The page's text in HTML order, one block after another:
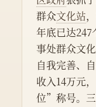
群众文化站
年底已达
事处群众文
自我完善、
收入14万元
位”称号。